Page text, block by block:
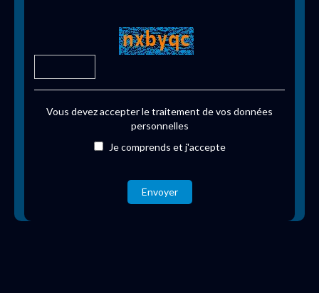
Vous devez accepter le traitement de vos données
personnelles
Je comprends et j'accepte
Envoyer